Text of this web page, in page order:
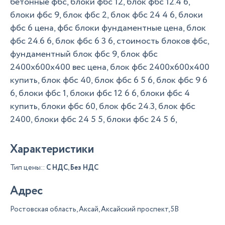
блоки фбс 9, блок фбс 2, блок фбс 24 4 6, блоки
фбс 6 цена, фбс блоки фундаментные цена, блок
фбс 24.6 6, блок фбс 6 3 6, стоимость блоков фбс,
фундаментный блок фбс 9, блок фбс
2400х600х400 вес цена, блок фбс 2400х600х400
купить, блок фбс 40, блок фбс 6 5 6, блок фбс 9 6
6, блоки фбс 1, блоки фбс 12 6 6, блоки фбс 4
купить, блоки фбс 60, блок фбс 24.3, блок фбс
2400, блоки фбс 24 5 5, блоки фбс 24 5 6,
Характеристики
Тип цены:: С НДС, Без НДС
Адрес
Ростовская область, Аксай, Аксайский проспект, 5В